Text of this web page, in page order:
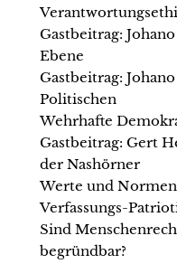
Gastbeitrag:
Ebene
Gastbeitrag:
Politischen
Wehrhafte
Gastbeitrag: Gert
der Nashörner
Werte und Normen
Verfassungs-
Sind
begründbar?